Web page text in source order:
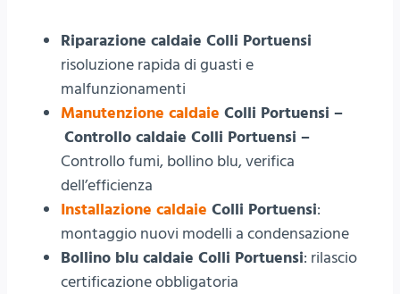
Riparazione caldaie Colli Portuensi
risoluzione rapida di guasti e
malfunzionamenti
Manutenzione caldaie Colli Portuensi –
Controllo caldaie Colli Portuensi –
Controllo fumi, bollino blu, verifica
dell’efficienza
Installazione caldaie Colli Portuensi:
montaggio nuovi modelli a condensazione
Bollino blu caldaie Colli Portuensi: rilascio
certificazione obbligatoria